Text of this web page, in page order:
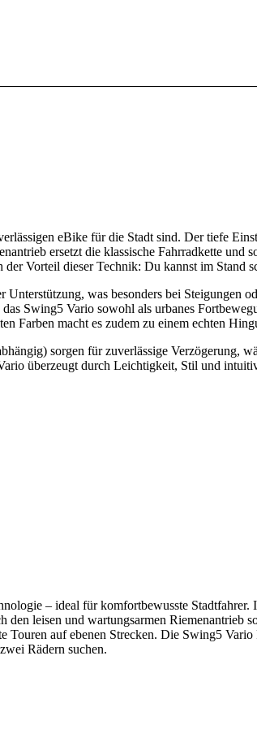
eBike für die Stadt sind. Der tiefe
ersetzt die klassische Fahrradkette
Vorteil dieser Technik: Du kannst im Stand
was besonders bei Steigungen
Swing5 Vario sowohl als urbanes
Farben macht es zudem zu einem echten
sorgen für zuverlässige Verzögerung,
überzeugt durch Leichtigkeit, Stil und
– ideal für komfortbewusste Stadtfahrer.
leisen und wartungsarmen Riemenantrieb
Touren auf ebenen Strecken. Die Swing5
Rädern suchen.